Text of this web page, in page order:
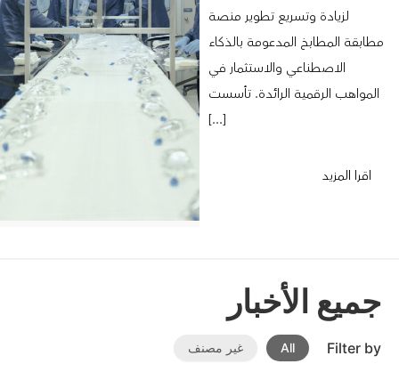
لزيادة وتسريع تطوير منصة
مطابقة المطابخ المدعومة بالذكاء
الاصطناعي والاستثمار في
المواهب الرقمية الرائدة. تأسست
[...]
اقرا المزيد
جميع الأخبار
Filter by
All غير مصنف